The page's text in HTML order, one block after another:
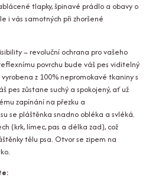
tlapky, špinavé prádlo a obavy o
i vás samotných při zhoršené
– revoluční ochrana pro vašeho
povrchu bude váš pes viditelný
z 100% nepromokavé tkaniny s
pes zůstane suchý a spokojený, ať už
zapínání na přezku a
se pláštěnka snadno obléka a svléká.
(krk, límec, pas a délka zad), což
tělu psa. Otvor se zipem na